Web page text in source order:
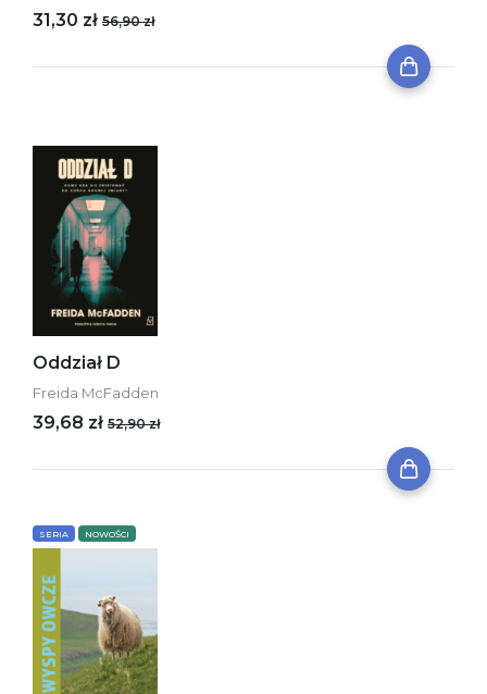
31,30 zł 56,90 zł
Oddział D
Freida McFadden
39,68 zł 52,90 zł
SERIA NOWOŚCI